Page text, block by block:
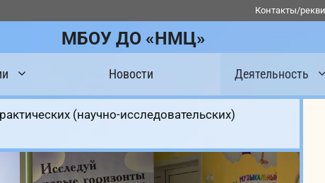
Контакты/
МБОУ ДО «НМЦ»
Новости Деятельность
(научно-исследовательских)